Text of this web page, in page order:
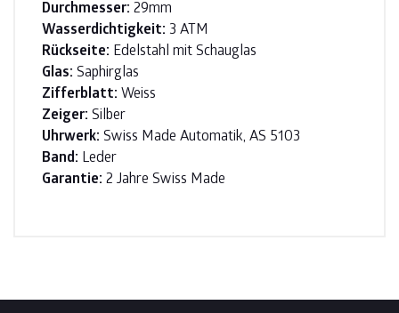
Durchmesser: 29mm
Wasserdichtigkeit: 3 ATM
Rückseite: Edelstahl mit Schauglas
Glas: Saphirglas
Zifferblatt: Weiss
Zeiger: Silber
Uhrwerk: Swiss Made Automatik, AS 5103
Band: Leder
Garantie: 2 Jahre Swiss Made